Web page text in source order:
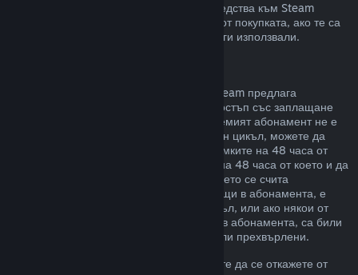
Може да изискате възстановяване на средства към Steam
портфейл в четиринадесет дневен срок от покупката, ако те са
били закупени в Steam и все още не сте ги използвали.
За някои видове съдържание и услуги Steam предлага
периодичен (напр. месечен, годишен) достъп със заплащане
чрез повтарящо таксуване. Ако подновяемият абонамент не е
използван по време на текущия платежен цикъл, можете да
поискате възстановяване на цената в рамките на 48 часа от
първоначалната покупка или в рамките на 48 часа от което и да
е автоматично подновяване. Съдържанието се счита
използвано, ако някоя от игрите, попадащи в абонамента, е
била играна през текущия платежен цикъл, или ако някои от
привилегиите или отстъпките, включени в абонамента, са били
използвани, изразходвани, променени или прехвърлени.
Моля, обърнете внимание, че Вие можете да се откажете от